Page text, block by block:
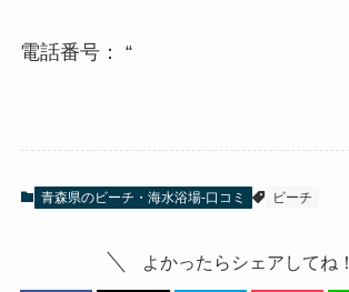
電話番号： “
青森県のビーチ・海水浴場-口コミ ビーチ
よかったらシェアしてね！